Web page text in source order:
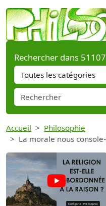
Rechercher dans
Accueil
Philosophie
La morale nous